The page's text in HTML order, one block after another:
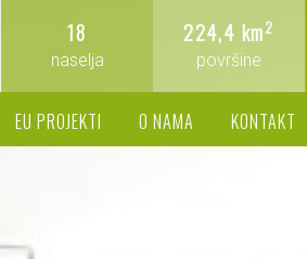
224,4 km2
površine
18
naselja
EU PROJEKTI O NAMA KONTAKT